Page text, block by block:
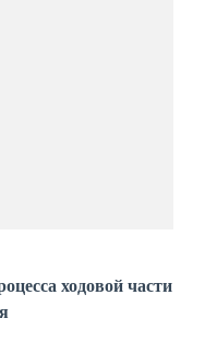
ходовой части